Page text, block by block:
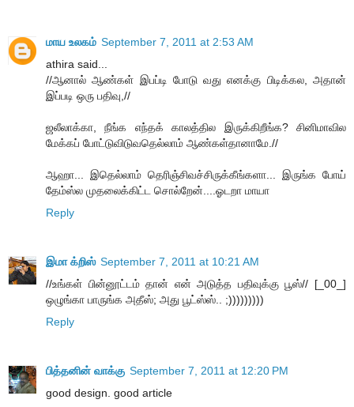
மாய உலகம் September 7, 2011 at 2:53 AM
athira said...
//ஆனால் ஆண்கள் இபப்டி போடு வது எனக்கு பிடிக்கல, அதான்
இப்படி ஒரு பதிவு,//
ஜலீலாக்கா, நீங்க எந்தக் காலத்தில இருக்கிறீங்க? சினிமாவில
மேக்கப் போட்டுவிடுவதெல்லாம் ஆண்கள்தானாமே.//
ஆஹா... இதெல்லாம் தெரிஞ்சிவச்சிருக்கீங்களா... இருங்க போய்
தேம்ஸ்ல முதலைக்கிட்ட சொல்றேன்....ஓடறா மாயா
Reply
இமா க்றிஸ் September 7, 2011 at 10:21 AM
//உங்கள் பின்னூட்டம் தான் என் அடுத்த பதிவுக்கு பூஸ்// [_00_]
ஒழுங்கா பாருங்க அதீஸ்; அது பூட்ஸ்ஸ்.. ;)))))))))
Reply
பித்தனின் வாக்கு September 7, 2011 at 12:20 PM
good design. good article